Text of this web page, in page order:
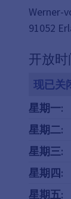
Werner-
91052
开放时
现已关
星期一:
星期二:
星期三:
星期四:
星期五: